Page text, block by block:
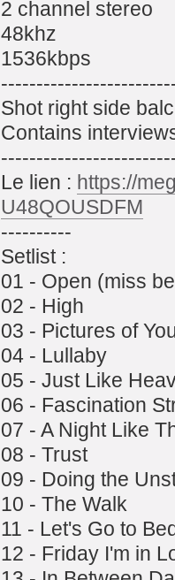
2 channel stereo
48khz
1536kbps
Shot right side
Contains
Le lien : https://
U48QOUSDFM
----------
Setlist :
01 - Open (miss
02 - High
03 - Pictures of
04 - Lullaby
05 - Just Like
06 - Fascination
07 - A Night Like
08 - Trust
09 - Doing the
10 - The Walk
11 - Let's Go to
12 - Friday I'm in